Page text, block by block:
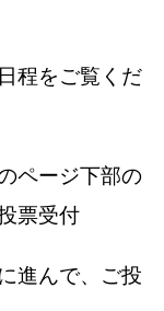
程をご覧くだ
ページ下部の
票受付
進んで、ご投